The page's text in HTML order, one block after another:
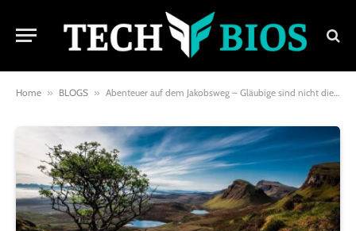
Home » BLOGS » Abenteuer auf dem Jakobsweg – Gläubige sind nicht die einzige Zielgruppe